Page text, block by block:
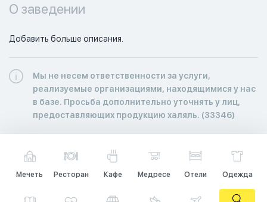
О заведении
Добавить больше описания.
Мы не несем ответственности за услуги,
реализуемые организациями, находящимися у нас
в базе. Просьба дополнительно уточнять у лиц,
предоставляющих продукцию халяль. (33346)
Мечеть Ресторан Кафе Медресе Отели Одежда